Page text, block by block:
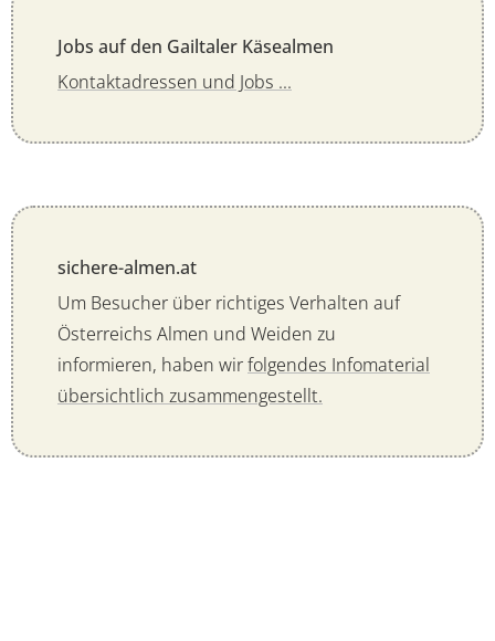
Jobs auf den Gailtaler Käsealmen
Kontaktadressen und Jobs ...
sichere-almen.at
Um Besucher über richtiges Verhalten auf
Österreichs Almen und Weiden zu
informieren, haben wirfolgendes Infomaterial
übersichtlich zusammengestellt.